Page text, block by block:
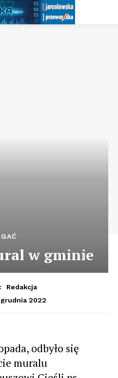
GAĆ
w gminie
Redakcja
2022
odbyło się
muralu